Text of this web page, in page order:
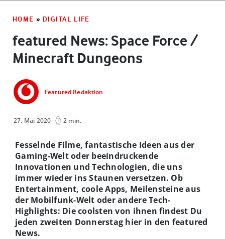
HOME » DIGITAL LIFE
featured News: Space Force /
Minecraft Dungeons
Featured Redaktion
27. Mai 2020 2 min.
Fesselnde Filme, fantastische Ideen aus der
Gaming-Welt oder beeindruckende
Innovationen und Technologien, die uns
immer wieder ins Staunen versetzen. Ob
Entertainment, coole Apps, Meilensteine aus
der Mobilfunk-Welt oder andere Tech-
Highlights: Die coolsten von ihnen findest Du
jeden zweiten Donnerstag hier in den featured
News.